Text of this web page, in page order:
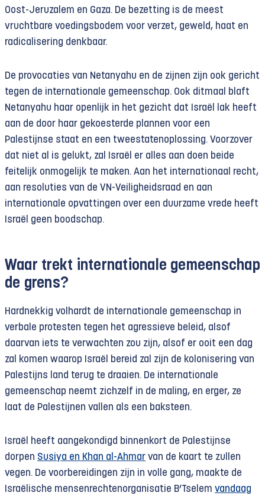
Oost-Jeruzalem en Gaza. De bezetting is de meest
vruchtbare voedingsbodem voor verzet, geweld, haat en
radicalisering denkbaar.
De provocaties van Netanyahu en de zijnen zijn ook gericht
tegen de internationale gemeenschap. Ook ditmaal blaft
Netanyahu haar openlijk in het gezicht dat Israël lak heeft
aan de door haar gekoesterde plannen voor een
Palestijnse staat en een tweestatenoplossing. Voorzover
dat niet al is gelukt, zal Israël er alles aan doen beide
feitelijk onmogelijk te maken. Aan het internationaal recht,
aan resoluties van de VN-Veiligheidsraad en aan
internationale opvattingen over een duurzame vrede heeft
Israël geen boodschap.
Waar trekt internationale gemeenschap
de grens?
Hardnekkig volhardt de internationale gemeenschap in
verbale protesten tegen het agressieve beleid, alsof
daarvan iets te verwachten zou zijn, alsof er ooit een dag
zal komen waarop Israël bereid zal zijn de kolonisering van
Palestijns land terug te draaien. De internationale
gemeenschap neemt zichzelf in de maling, en erger, ze
laat de Palestijnen vallen als een baksteen.
Israël heeft aangekondigd binnenkort de Palestijnse
dorpen Susiya en Khan al-Ahmar van de kaart te zullen
vegen. De voorbereidingen zijn in volle gang, maakte de
Israëlische mensenrechtenorganisatie B’Tselem vandaag